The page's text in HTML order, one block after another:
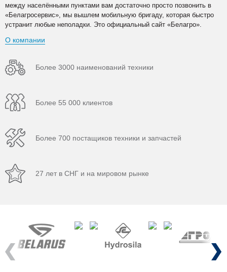
между населёнными пунктами вам достаточно просто позвонить в
«Белагросервис», мы вышлем мобильную бригаду, которая быстро
устранит любые неполадки. Это официальный сайт «Белагро».
О компании
Более 3000 наименований техники
Более 55 000 клиентов
Более 700 постащиков техники и запчастей
27 лет в СНГ и на мировом рынке
Previous Next